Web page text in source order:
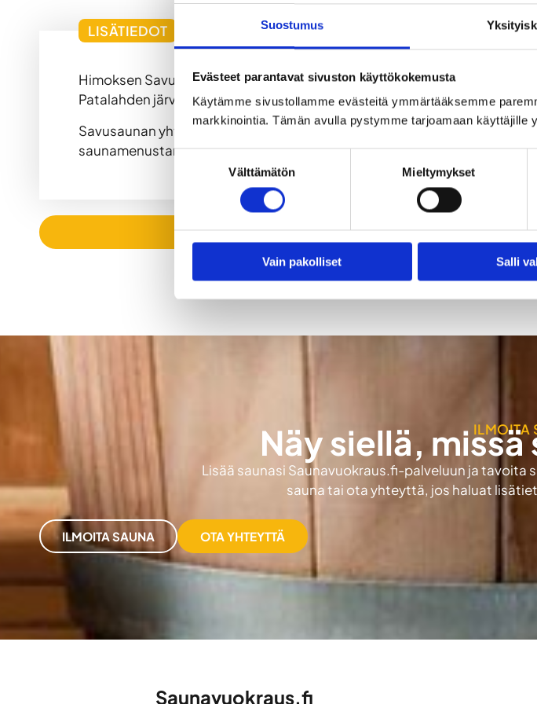
Suostumus
Evästeet parantavat sivuston käyttökokemusta
Käytämme sivustollamme evästeitä ymmärtääksemme
markkinointia. Tämän avulla pystymme tarjoamaan käyttäjille
Suostumuksen
Välttämätön Mieltymykset
Vain pakolliset Salli
LISÄTIEDOT
Himoksen Savusauna kutsuu nauttimaan pehmeistä ja rentouttavista
Patalahden järvi tai avantouinti talvella. Pihapiiristä löytyy myös
Savusaunan yhteydessä on tunnelmallinen takkatupa 15 hengelle,
saunamenustamme ja monipuoliset juomakaapit ovat asiakkaiden
TAKAISIN
ILMOITA
Näy siellä,
Lisää saunasi Saunavuokraus.fi-palveluun ja
sauna tai ota yhteyttä, jos haluat
ILMOITA SAUNA OTA YHTEYTTÄ
Saunavuokraus.fi